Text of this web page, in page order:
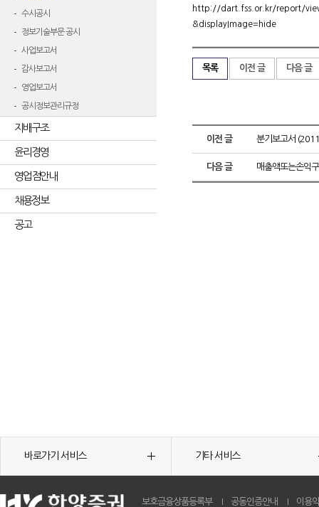
수시공시
정보기술부문 공시
사업보고서
감사보고서
영업보고서
공시정보관리규정
지배구조
윤리경영
영업점안내
채용정보
공고
http://dart.fss.or.kr/report/
&displayImage=hide
목록 이전 글 다음 글
이전 글 분기보고서
다음 글 매출액또는손익
바로가기 서비스 기타 서비스
보호금융상품등록부 공동인증안내 이용